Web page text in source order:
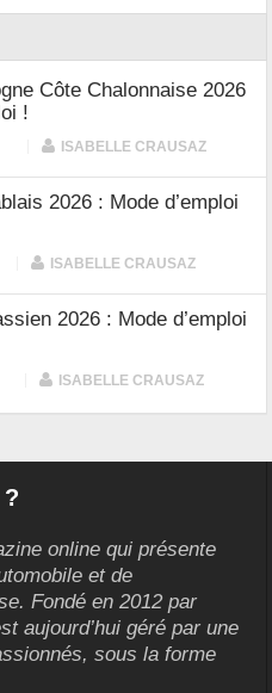
Côte Chalonnaise 2026
!
ISABELLE CRAUSAZ
2026 : Mode d’emploi
ISABELLE CRAUSAZ
2026 : Mode d’emploi
ISABELLE CRAUSAZ
?
online qui présente
et de
Fondé en 2012 par
aujourd’hui géré par une
sous la forme